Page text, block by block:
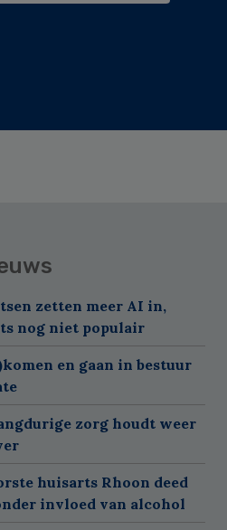
zetten meer AI in,
nog niet populair
en gaan in bestuur
zorg houdt weer
huisarts Rhoon deed
invloed van alcohol